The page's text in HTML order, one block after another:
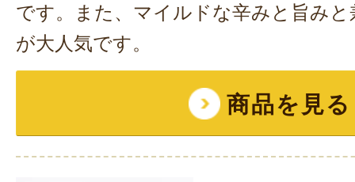
です。また、マイルドな辛みと旨み
が大人気です。
商品を見る